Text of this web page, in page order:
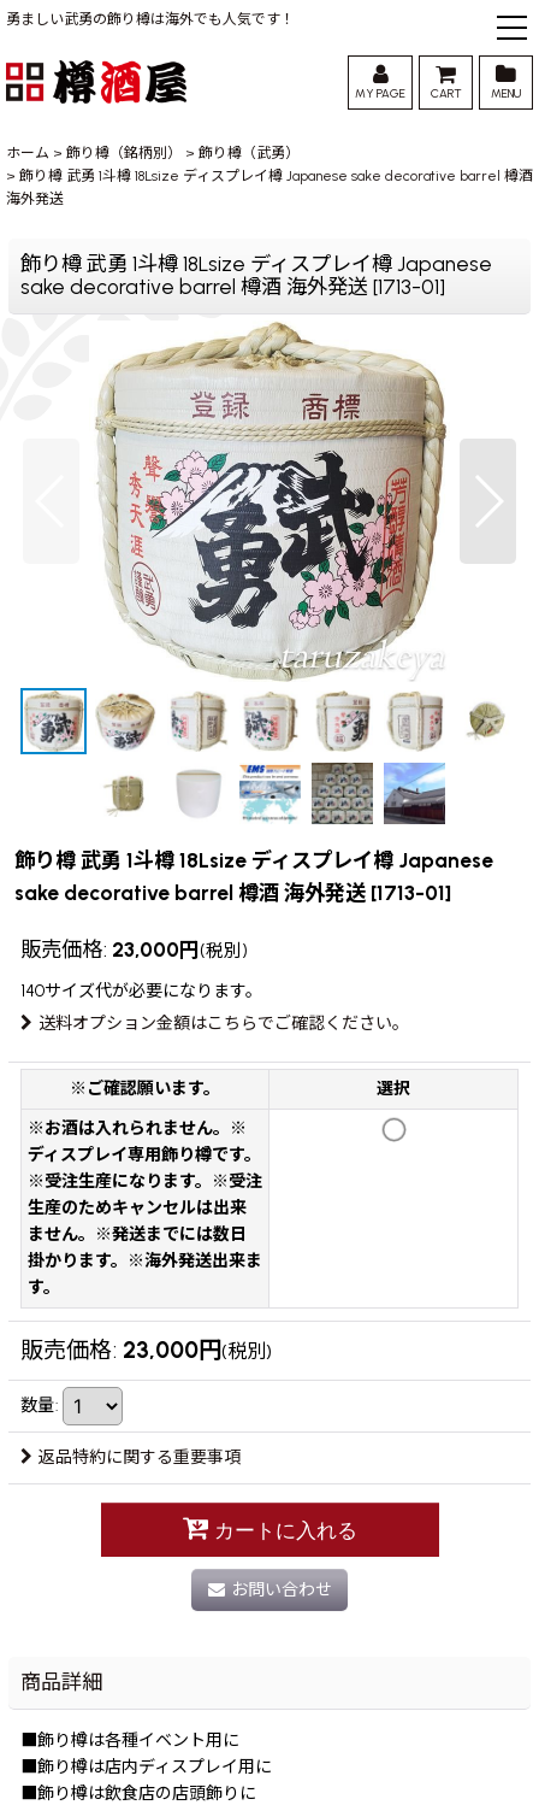
勇ましい武勇の飾り樽は海外でも人気です！
MY PAGE CART MENU
ホーム > 飾り樽（銘柄別） > 飾り樽（武勇）
> 飾り樽 武勇 1斗樽 18Lsize ディスプレイ樽 Japanese sake decorative barrel 樽酒
海外発送
飾り樽 武勇 1斗樽 18Lsize ディスプレイ樽 Japanese
sake decorative barrel 樽酒 海外発送 [1713-01]
飾り樽 武勇 1斗樽 18Lsize ディスプレイ樽 Japanese
sake decorative barrel 樽酒 海外発送 [1713-01]
販売価格: 23,000 円 (税別)
140サイズ代が必要になります。
送料オプション金額はこちらでご確認ください。
※ご確認願います。
選択
※お酒は入れられません。※
ディスプレイ専用飾り樽です。
※受注生産になります。※受注
生産のためキャンセルは出来
ません。※発送までには数日
掛かります。※海外発送出来ま
す。
販売価格: 23,000円(税別)
数量:
返品特約に関する重要事項
カートに入れる
お問い合わせ
商品詳細
■飾り樽は各種イベント用に
■飾り樽は店内ディスプレイ用に
■飾り樽は飲食店の店頭飾りに